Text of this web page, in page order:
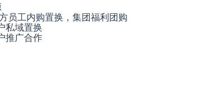
员工内购置换，集团福利团购
私域置换
推广合作